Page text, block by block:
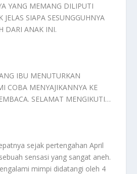
YANG MEMANG DILIPUTI
JELAS SIAPA SESUNGGUHNYA
DARI ANAK INI.
IBU MENUTURKAN
COBA MENYAJIKANNYA KE
SELAMAT MENGIKUTI…
sejak pertengahan April
sensasi yang sangat aneh.
mimpi didatangi oleh 4